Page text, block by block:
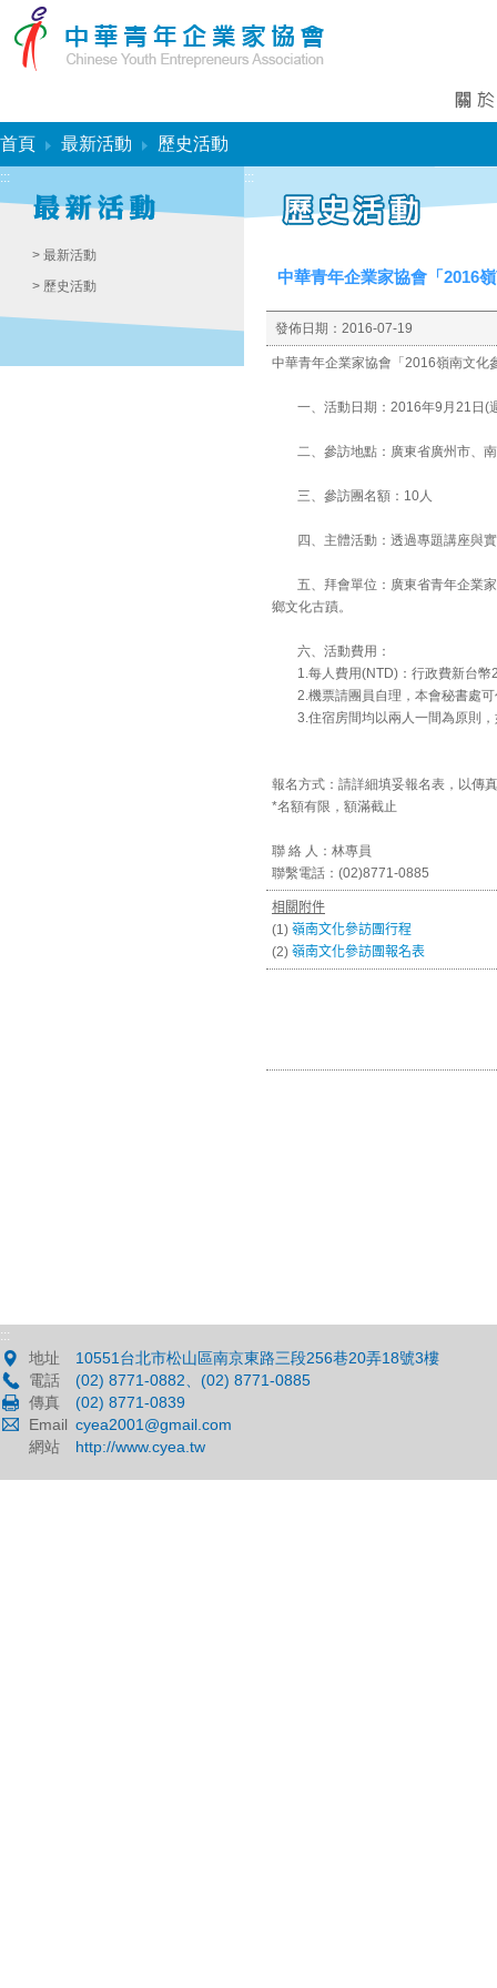
首頁 最新活動 歷史活動
:::
> 最新活動
> 歷史活動
:::
中華青年企業家協會「2016
發佈日期： 2016-07-19
中華青年企業家協會「2016嶺南文化
一、 活動日期：2016年9月21日(
二、 參訪地點：廣東省廣州市、
三、 參訪團名額：10人
四、 主體活動：透過專題講座與
五、 拜會單位：廣東省青年企業
鄉文化古蹟。
六、 活動費用：
1.每人費用(NTD)：行政費新台幣
2.機票請團員自理，本會秘書處
3.住宿房間均以兩人一間為原則
報名方式：請詳細填妥報名表，以傳
*名額有限，額滿截止
聯 絡 人：林專員
聯繫電話：(02)8771-0885
相關附件
(1) 嶺南文化參訪團行程
(2) 嶺南文化參訪團報名表
:::
地址
10551台北市松山區南京東路三段256巷20弄18號3樓
電話
(02) 8771-0882、(02) 8771-0885
傳真
(02) 8771-0839
Email cyea2001@gmail.com
網站
http://www.cyea.tw